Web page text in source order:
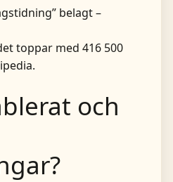
belagt –
toppar med 416 500
och